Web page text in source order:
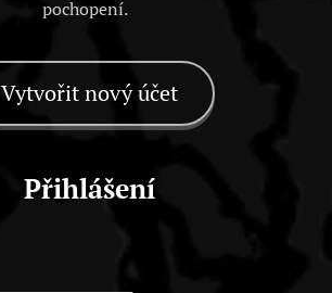
pochopení.
Vytvořit nový účet
Přihlášení